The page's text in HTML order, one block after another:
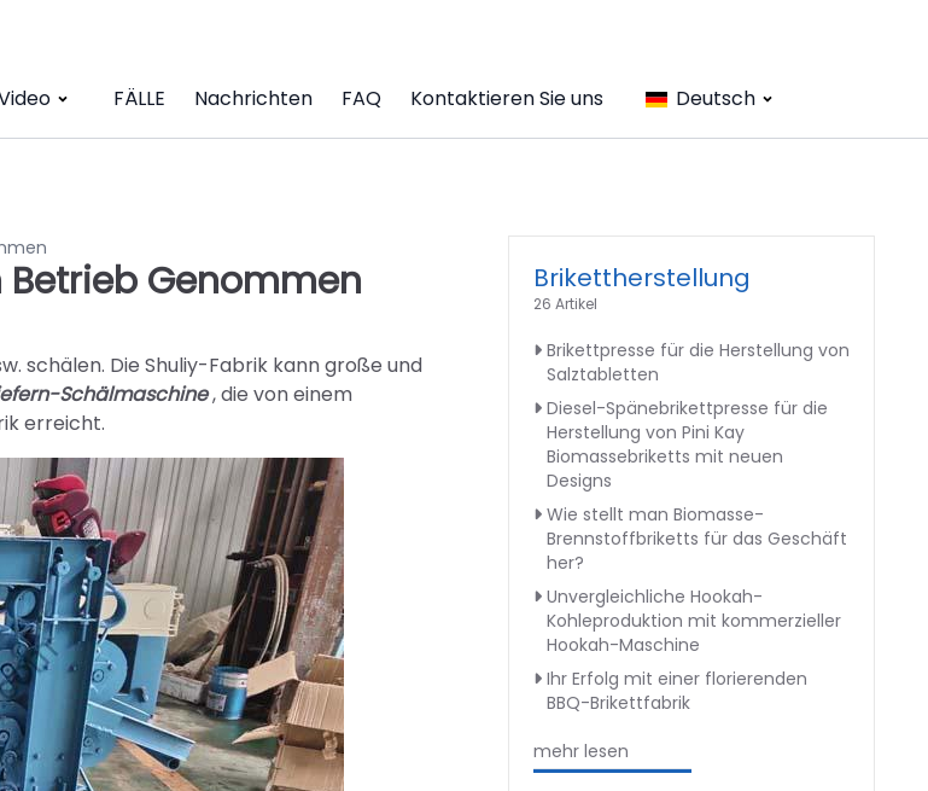
FÄLLE Nachrichten FAQ Kontaktieren Sie uns Deutsch
Betrieb Genommen
schälen. Die Shuliy-Fabrik kann große und
Schälmaschine, die von einem
erreicht.
Brikettherstellung
26 Artikel
Brikettpresse für die Herstellung von
Salztabletten
Diesel-Spänebrikettpresse für die
Herstellung von Pini Kay
Biomassebriketts mit neuen
Designs
Wie stellt man Biomasse-
Brennstoffbriketts für das Geschäft
her?
Unvergleichliche Hookah-
Kohleproduktion mit kommerzieller
Hookah-Maschine
Ihr Erfolg mit einer florierenden
BBQ-Brikettfabrik
mehr lesen